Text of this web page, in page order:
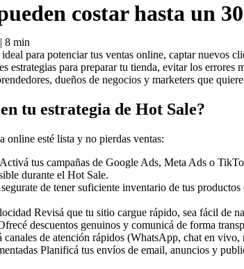
costar hasta un
| 8 min
para potenciar tus ventas online, captar nuevos
estrategias para preparar tu tienda, evitar los
dueños de negocios y marketers que
tu estrategia de Hot Sale?
online esté lista y no pierdas ventas:
Activá tus campañas de Google Ads, Meta Ads o
durante el Hot Sale.
de tener suficiente inventario de tus
Revisá que tu sitio cargue rápido, sea fácil de
descuentos genuinos y comunicá de forma
canales de atención rápidos (WhatsApp, chat en
Planificá tus envíos de email, anuncios y